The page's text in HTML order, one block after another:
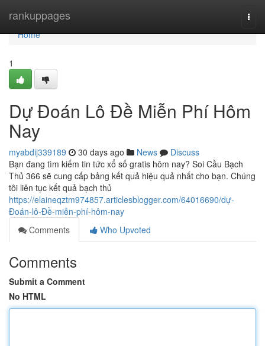
rankuppages
Home
Home
1
Dự Đoán Lô Đề Miễn Phí Hôm
Nay
myabdij339189 30 days ago News
Discuss
Bạn đang tìm kiếm tin tức xổ số gratis hôm nay? Soi Cầu Bạch
Thủ 366 sẽ cung cấp bảng kết quả hiệu quả nhất cho bạn. Chúng
tôi liên tục kết quả bạch thủ
https://elaineqztm974857.articlesblogger.com/64016690/dự-
Đoán-lô-Đề-miễn-phí-hôm-nay
Comments
Who Upvoted
Comments
Submit a Comment
No HTML